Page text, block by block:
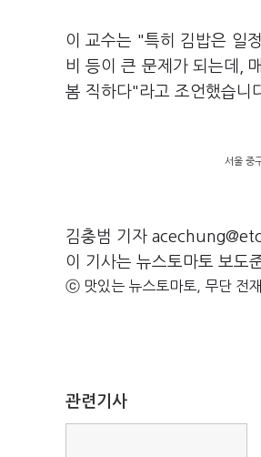
이 교수는 "특히 김밥은 일
비 등이 큰 문제가 되는데,
봄 직하다"라고 조언했습니
서울 중
김충범 기자
이 기사는 뉴스토마토 보도
ⓒ 맛있는 뉴스토마토, 무단 전
관련기사